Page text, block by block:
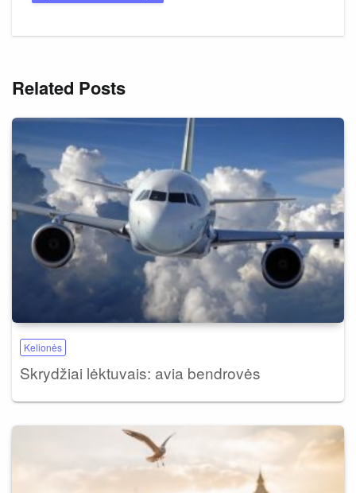
Related Posts
Kelionės
Skrydžiai lėktuvais: avia bendrovės